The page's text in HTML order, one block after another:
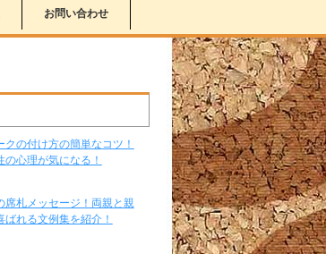
お問い合わせ
クの付け方の簡単なコツ！
の心理が気になる！
席札メッセージ！両親と親
ばれる文例集を紹介！